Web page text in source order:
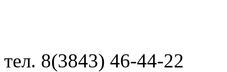
тел. 8(3843) 46-44-22